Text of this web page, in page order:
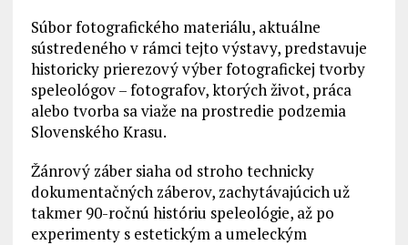
Súbor fotografického materiálu, aktuálne
sústredeného v rámci tejto výstavy, predstavuje
historicky prierezový výber fotografickej tvorby
speleológov – fotografov, ktorých život, práca
alebo tvorba sa viaže na prostredie podzemia
Slovenského Krasu.
Žánrový záber siaha od stroho technicky
dokumentačných záberov, zachytávajúcich už
takmer 90-ročnú históriu speleológie, až po
experimenty s estetickým a umeleckým